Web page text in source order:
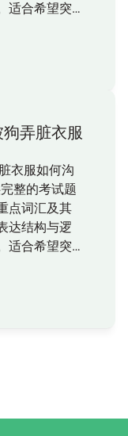
适合希望突
弄脏衣服
衣服如何沟
整的考试题
点词汇及其
达结构与逻
适合希望突